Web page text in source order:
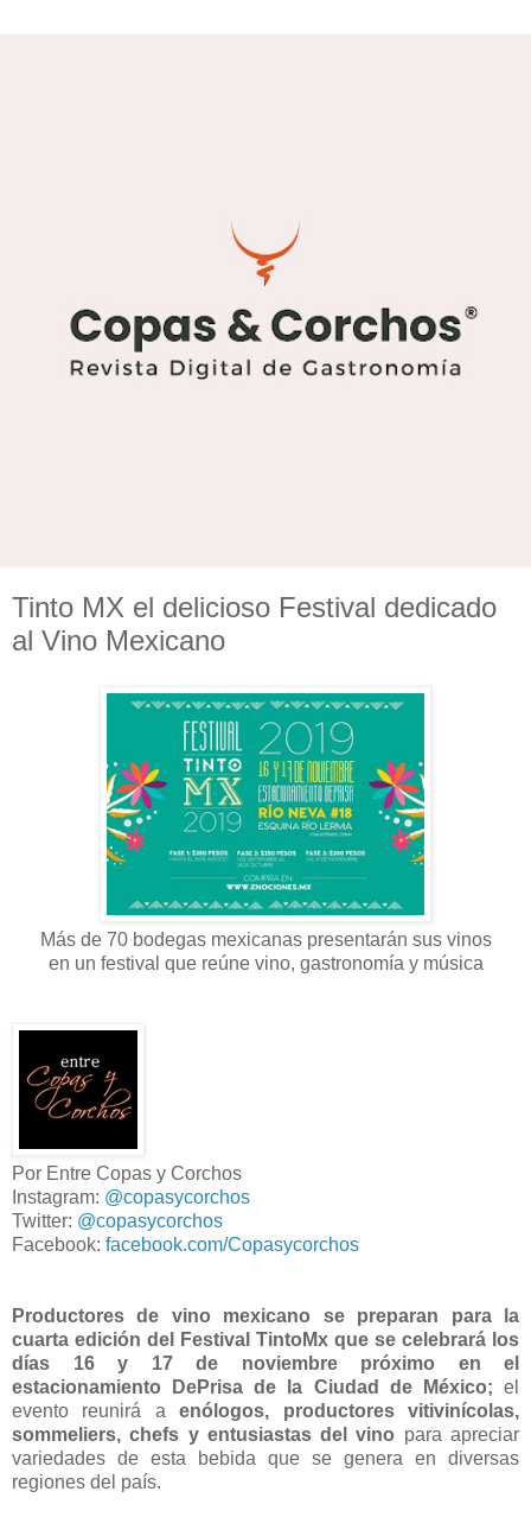
Tinto MX el delicioso Festival dedicado
al Vino Mexicano
Más de 70 bodegas mexicanas presentarán sus vinos
en un festival que reúne vino, gastronomía y música
Por Entre Copas y Corchos
Instagram: @copasycorchos
Twitter: @copasycorchos
Facebook: facebook.com/Copasycorchos
Productores de vino mexicano se preparan para la
cuarta edición del Festival TintoMx que se celebrará los
días 16 y 17 de noviembre próximo en el
estacionamiento DePrisa de la Ciudad de México; el
evento reunirá aenólogos, productores vitivinícolas,
sommeliers, chefs y entusiastas del vino para apreciar
variedades de esta bebida que se genera en diversas
regiones del país.